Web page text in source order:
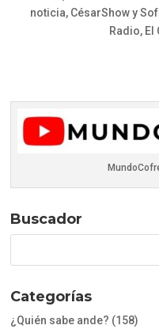
noticia, CésarShow y
Radio, El
Buscador
Categorías
¿Quién sabe ande? (158)